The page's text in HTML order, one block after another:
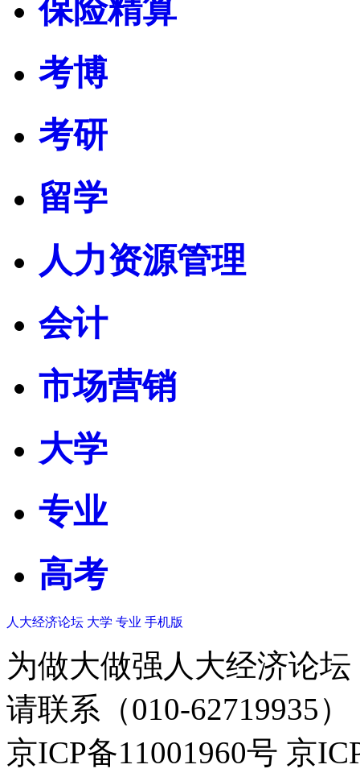
保险精算
考博
考研
留学
人力资源管理
会计
市场营销
大学
专业
高考
人大经济论坛 大学 专业 手机版
为做大做强人大经济论
请联系（010-62719935）
京ICP备11001960号 京